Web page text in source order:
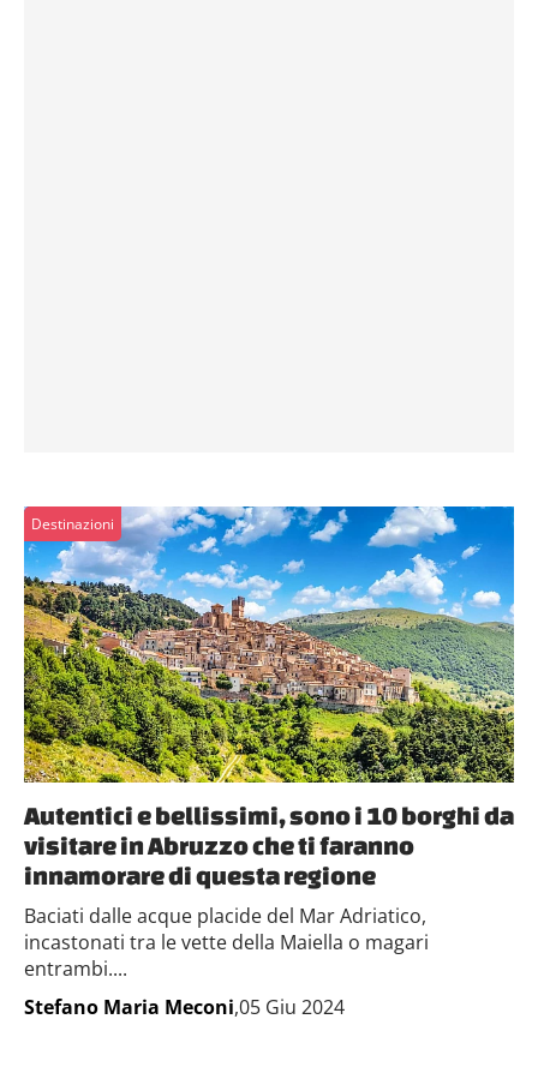
Destinazioni
Autentici e bellissimi, sono i 10 borghi da
visitare in Abruzzo che ti faranno
innamorare di questa regione
Baciati dalle acque placide del Mar Adriatico,
incastonati tra le vette della Maiella o magari
entrambi....
Stefano Maria Meconi,05 Giu 2024